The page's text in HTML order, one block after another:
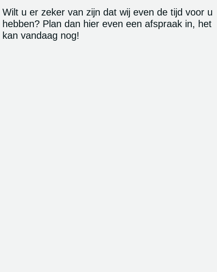
Wilt u er zeker van zijn dat wij even de tijd voor u
hebben? Plan dan hier even een afspraak in, het
kan vandaag nog!